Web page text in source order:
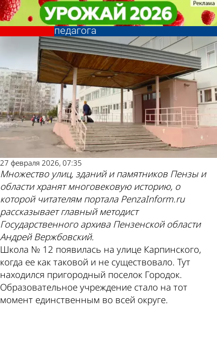
История Пензы: Школе №12
присвоено имя известного
педагога
История
27 февраля 2026, 07:35
Множество улиц, зданий и памятников Пензы и
области хранят многовековую историю, о
которой читателям портала PenzaInform.ru
рассказывает главный методист
Государственного архива Пензенской области
Андрей Вержбовский.
Школа № 12 появилась на улице Карпинского,
когда ее как таковой и не существовало. Тут
находился пригородный поселок Городок.
Образовательное учреждение стало на тот
момент единственным во всей округе.
История Пензы: Школе №12
присвоено имя известного
педагога
История
Другие
новости по
теме
Погода и курсы
валют в Пензе